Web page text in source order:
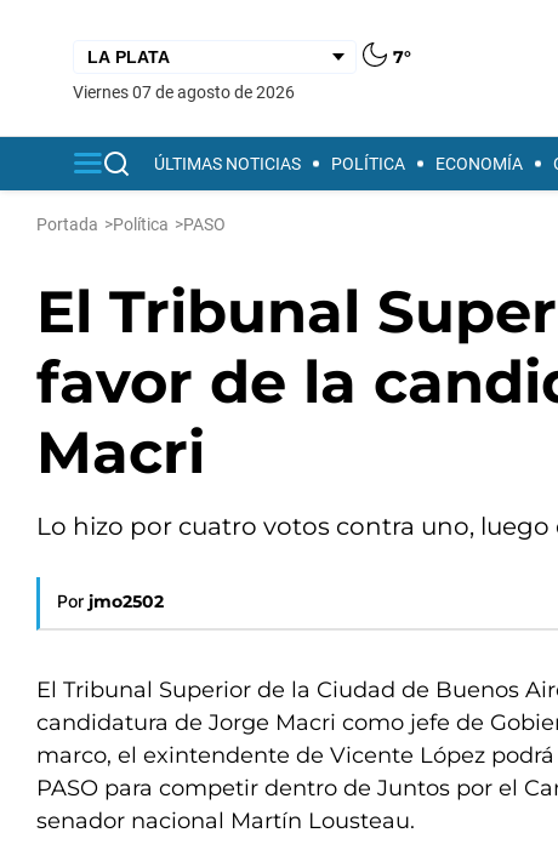
7°
viernes 07 de agosto de 2026
ÚLTIMAS NOTICIAS POLÍTICA ECONOMÍA
Portada >Política >PASO
El Tribunal
favor de la
Macri
Lo hizo por cuatro votos contra uno,
Por jmo2502
El Tribunal Superior de la Ciudad de Buenos
candidatura de Jorge Macri como jefe de
marco, el exintendente de Vicente López
PASO para competir dentro de Juntos por el
senador nacional Martín Lousteau.